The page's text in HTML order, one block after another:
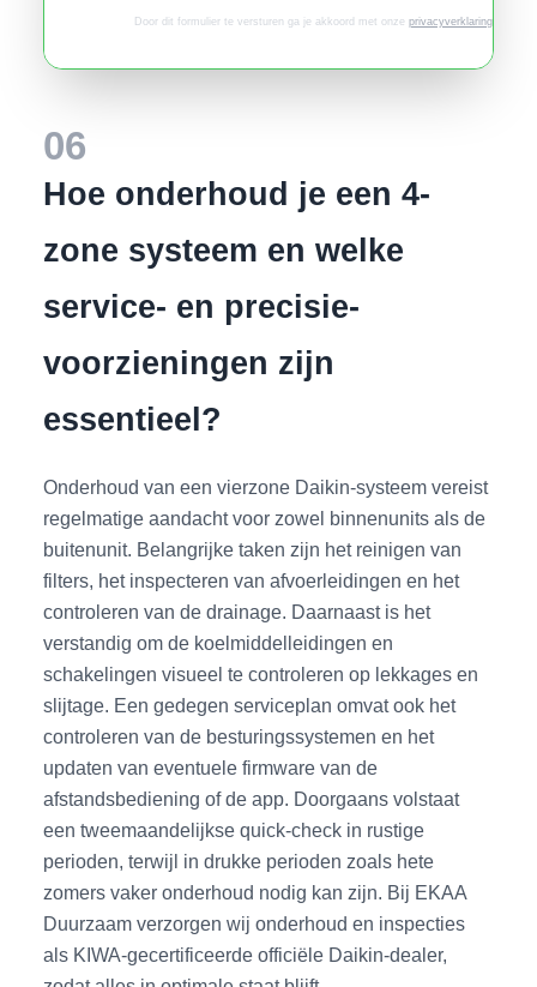
Door dit formulier te versturen ga je akkoord met onze privacyverklaring.
06
Hoe onderhoud je een 4-
zone systeem en welke
service- en precisie-
voorzieningen zijn
essentieel?
Onderhoud van een vierzone Daikin-systeem vereist
regelmatige aandacht voor zowel binnenunits als de
buitenunit. Belangrijke taken zijn het reinigen van
filters, het inspecteren van afvoerleidingen en het
controleren van de drainage. Daarnaast is het
verstandig om de koelmiddelleidingen en
schakelingen visueel te controleren op lekkages en
slijtage. Een gedegen serviceplan omvat ook het
controleren van de besturingssystemen en het
updaten van eventuele firmware van de
afstandsbediening of de app. Doorgaans volstaat
een tweemaandelijkse quick-check in rustige
perioden, terwijl in drukke perioden zoals hete
zomers vaker onderhoud nodig kan zijn. Bij EKAA
Duurzaam verzorgen wij onderhoud en inspecties
als KIWA-gecertificeerde officiële Daikin-dealer,